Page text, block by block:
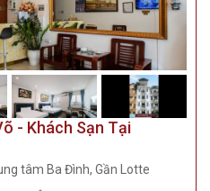
- Khách Sạn Tại
tâm Ba Đình, Gần Lotte